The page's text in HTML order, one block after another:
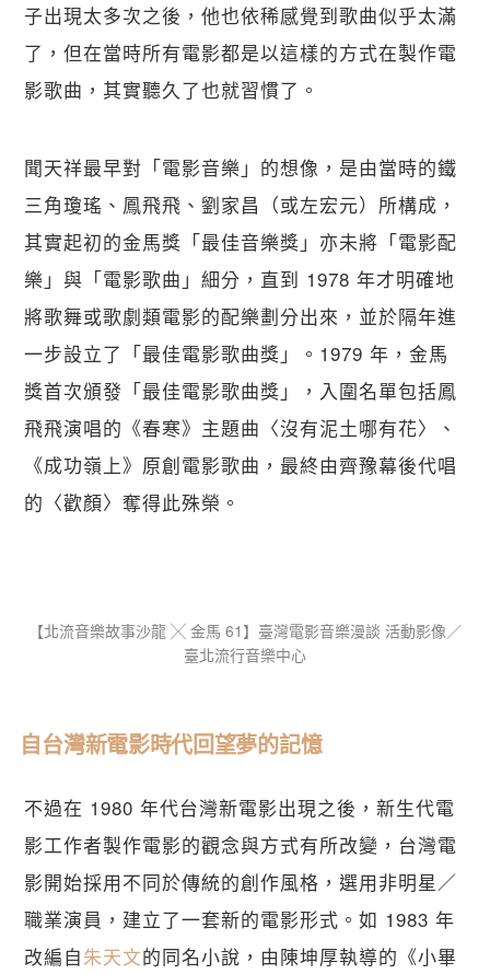
子出現太多次之後，他也依稀感覺到歌曲似乎太滿
了，但在當時所有電影都是以這樣的方式在製作電
影歌曲，其實聽久了也就習慣了。
聞天祥最早對「電影音樂」的想像，是由當時的鐵
三角瓊瑤、鳳飛飛、劉家昌（或左宏元）所構成，
其實起初的金馬獎「最佳音樂獎」亦未將「電影配
樂」與「電影歌曲」細分，直到 1978 年才明確地
將歌舞或歌劇類電影的配樂劃分出來，並於隔年進
一步設立了「最佳電影歌曲獎」。1979 年，金馬
獎首次頒發「最佳電影歌曲獎」，入圍名單包括鳳
飛飛演唱的《春寒》主題曲〈沒有泥土哪有花〉、
《成功嶺上》原創電影歌曲，最終由齊豫幕後代唱
的〈歡顏〉奪得此殊榮。
【​北流音樂故事沙龍 ╳ 金馬 61】臺灣電影音樂漫談 活動影像／
臺北流行音樂中心
自台灣新電影時代回望夢的記憶
不過在 1980 年代台灣新電影出現之後，新生代電
影工作者製作電影的觀念與方式有所改變，台灣電
影開始採用不同於傳統的創作風格，選用非明星／
職業演員，建立了一套新的電影形式。如 1983 年
改編自朱天文的同名小說，由陳坤厚執導的《小畢